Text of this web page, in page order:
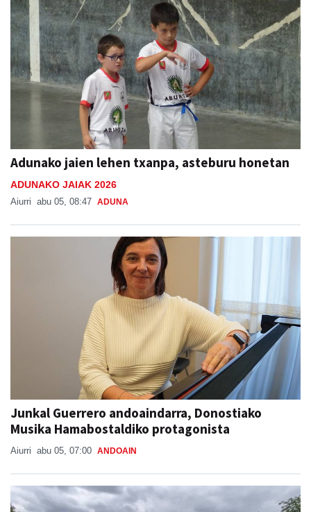
Adunako jaien lehen txanpa, asteburu honetan
ADUNAKO JAIAK 2026
Aiurri abu 05, 08:47 ADUNA
Junkal Guerrero andoaindarra, Donostiako
Musika Hamabostaldiko protagonista
Aiurri abu 05, 07:00 ANDOAIN